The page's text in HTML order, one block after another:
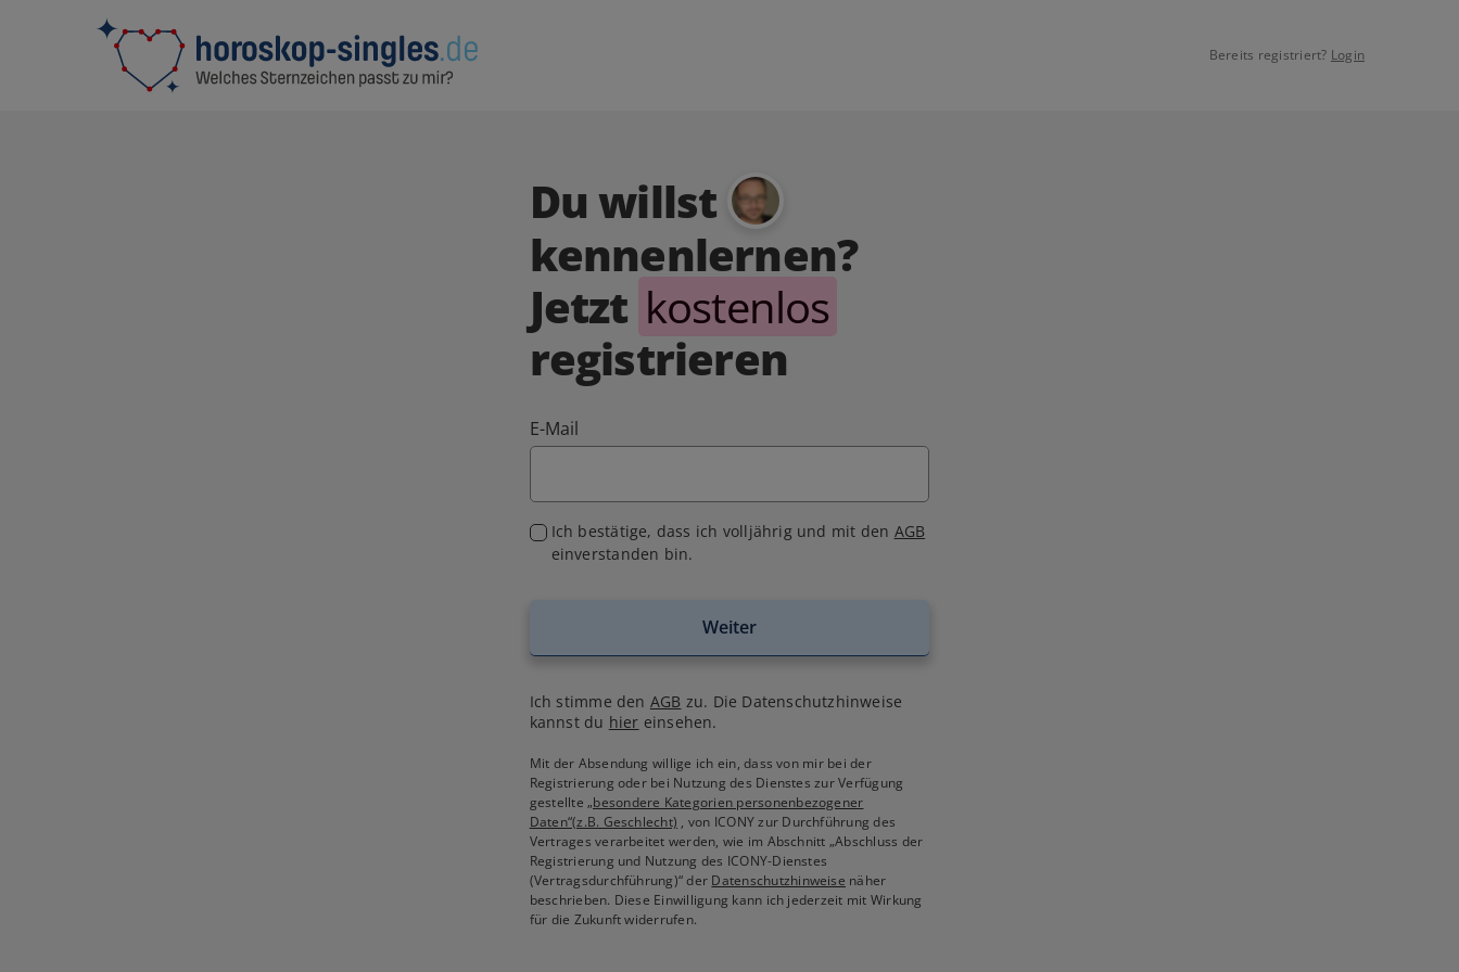
Bereits registriert? Login
Du willst
kennenlernen?
Jetzt kostenlos
registrieren
E-Mail
Ich bestätige, dass ich volljährig und mit den AGB
einverstanden bin.
Weiter
Ich stimme den AGB zu. Die Datenschutzhinweise
kannst du hier einsehen.
Mit der Absendung willige ich ein, dass von mir bei der
Registrierung oder bei Nutzung des Dienstes zur Verfügung
gestellte„besondere Kategorien personenbezogener
Daten“(z.B. Geschlecht) , von ICONY zur Durchführung des
Vertrages verarbeitet werden, wie im Abschnitt „Abschluss der
Registrierung und Nutzung des ICONY-Dienstes
(Vertragsdurchführung)“ der Datenschutzhinweise näher
beschrieben. Diese Einwilligung kann ich jederzeit mit Wirkung
für die Zukunft widerrufen.